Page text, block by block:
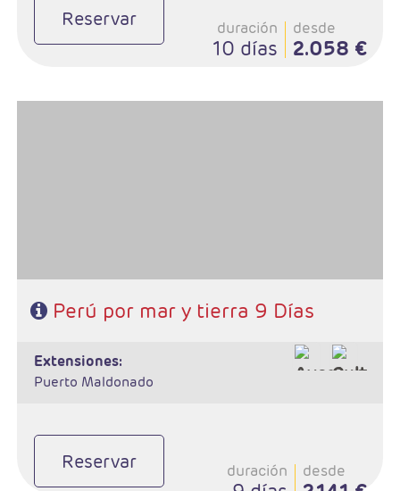
Reservar duración
10 días
desde
2.058 €
Perú por mar y tierra 9 Días
extensiones:
Puerto Maldonado
Reservar duración desde